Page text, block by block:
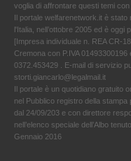
voglia di affrontare questi temi
Il portale welfarenetwork.it è
l'Italia, nell’ottobre 2005 ed è
[Impresa individuale n. REA CR-
Cremona con P.IVA
0372.453429 . E-mail di servizio
storti.giancarlo@legalmail.it
Il portale è un quotidiano gratuito
nel Pubblico registro della
dal 24/09/203 e con direttore
nell’elenco speciale dell’Albo
Gennaio 2016